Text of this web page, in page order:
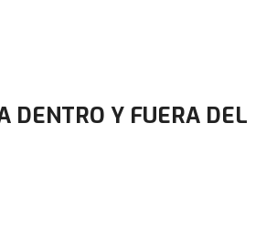
DENTRO Y FUERA DEL